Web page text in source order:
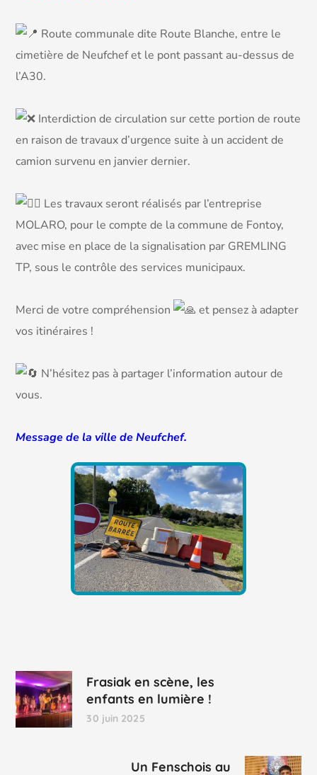
Route communale dite Route Blanche, entre le
cimetière de Neufchef et le pont passant au-dessus de
l’A30.
Interdiction de circulation sur cette portion de route
en raison de travaux d’urgence suite à un accident de
camion survenu en janvier dernier.
Les travaux seront réalisés par l’entreprise
MOLARO, pour le compte de la commune de Fontoy,
avec mise en place de la signalisation par GREMLING
TP, sous le contrôle des services municipaux.
Merci de votre compréhension
et pensez à adapter
vos itinéraires !
N’hésitez pas à partager l’information autour de
vous.
Message de la ville de Neufchef.
Frasiak en scène, les
enfants en lumière !
30 juin 2025
Un Fenschois au